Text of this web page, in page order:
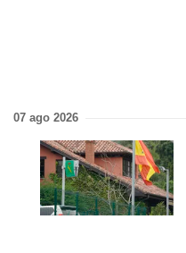
07 ago 2026